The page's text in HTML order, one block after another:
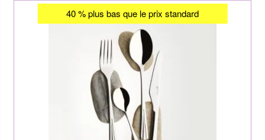
40 % plus bas que le prix standard